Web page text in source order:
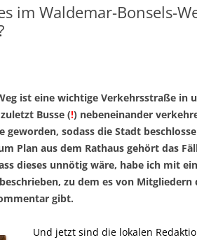
im Waldemar-Bonsels-
ist eine wichtige Verkehrsstraße in
Busse (!) nebeneinander
geworden, sodass die Stadt
Plan aus dem Rathaus gehört das
dieses unnötig wäre, habe ich mit
beschrieben, zu dem es von Mitgliedern
gibt.
Und jetzt sind die lokalen